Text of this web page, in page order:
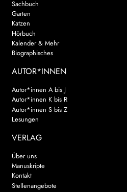
Sachbuch
Garten
Katzen
Hörbuch
Kalender & Mehr
Biographisches
AUTOR*INNEN
Autor*innen A bis J
Autor*innen K bis R
Autor*innen S bis Z
Lesungen
VERLAG
Über uns
Manuskripte
Kontakt
Stellenangebote